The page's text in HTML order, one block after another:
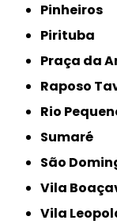
Pinheiros
Pirituba
Praça da
Raposo
Rio
Sumaré
São
Vila
Vila